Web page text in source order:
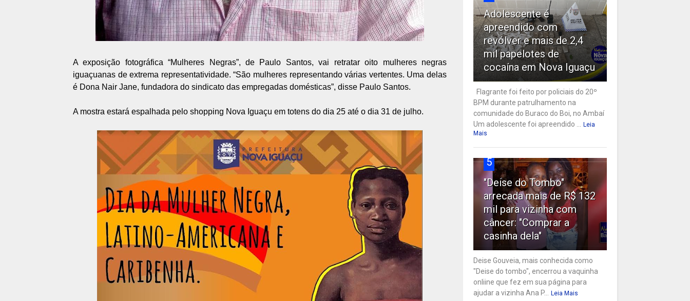
A exposição fotográfica “Mulheres Negras”, de Paulo Santos, vai retratar oito mulheres negras
iguaçuanas de extrema representatividade. “São mulheres representando várias vertentes. Uma delas
é Dona Nair Jane, fundadora do sindicato das empregadas domésticas”, disse Paulo Santos.
A mostra estará espalhada pelo shopping Nova Iguaçu em totens do dia 25 até o dia 31 de julho.
Adolescente é
apreendido com
revólver e mais de 2,4
mil papelotes de
cocaína em Nova Iguaçu
Flagrante foi feito por policiais do 20º
BPM durante patrulhamento na
comunidade do Buraco do Boi, no Ambaí
Um adolescente foi apreendido ...
Leia
Mais
5
"Deise do Tombo"
arrecada mais de R$ 132
mil para vizinha com
câncer: "Comprar a
casinha dela"
Deise Gouveia, mais conhecida como
"Deise do tombo", encerrou a vaquinha
onliine que fez em sua página para
ajudar a vizinha Ana P...
Leia Mais